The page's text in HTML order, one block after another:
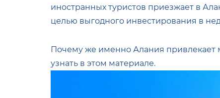
иностранных туристов приезжает в
целью выгодного инвестирования в
Почему же именно Алания привлекает
узнать в этом материале.